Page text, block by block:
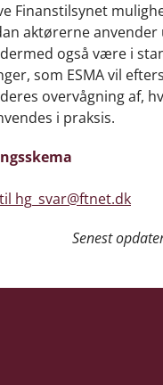
Finanstilsynet
aktørerne
også være i
som ESMA vil
overvågning af,
i praksis.
hg_svar@ftnet.dk
Senest